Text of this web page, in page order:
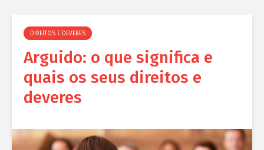
DIREITOS E DEVERES
Arguido: o que significa e
quais os seus direitos e
deveres